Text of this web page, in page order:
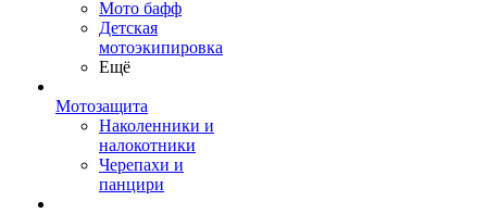
Мото бафф
Детская
мотоэкипировка
Ещё
Мотозащита
Наколенники и
налокотники
Черепахи и
панцири